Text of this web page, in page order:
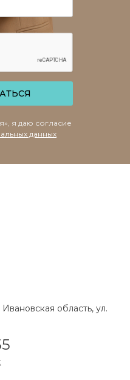
я даю согласие
данных
область, ул.